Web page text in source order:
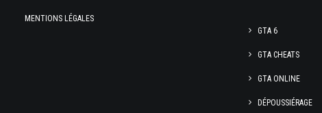
MENTIONS LÉGALES
GTA 6
GTA CHEATS
GTA ONLINE
DÉPOUSSIÉRAGE